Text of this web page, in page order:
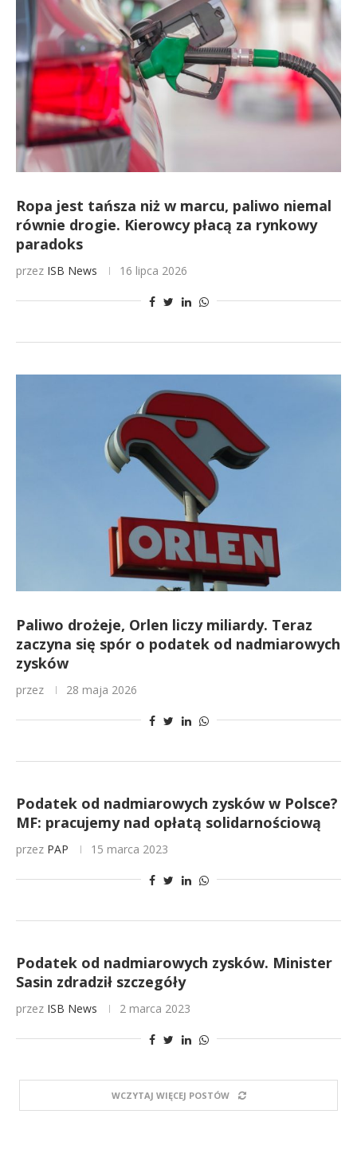
Ropa jest tańsza niż w marcu, paliwo niemal
równie drogie. Kierowcy płacą za rynkowy
paradoks
przez ISB News 16 lipca 2026
Paliwo drożeje, Orlen liczy miliardy. Teraz
zaczyna się spór o podatek od nadmiarowych
zysków
przez 28 maja 2026
Podatek od nadmiarowych zysków w Polsce?
MF: pracujemy nad opłatą solidarnościową
przez PAP 15 marca 2023
Podatek od nadmiarowych zysków. Minister
Sasin zdradził szczegóły
przez ISB News 2 marca 2023
WCZYTAJ WIĘCEJ POSTÓW